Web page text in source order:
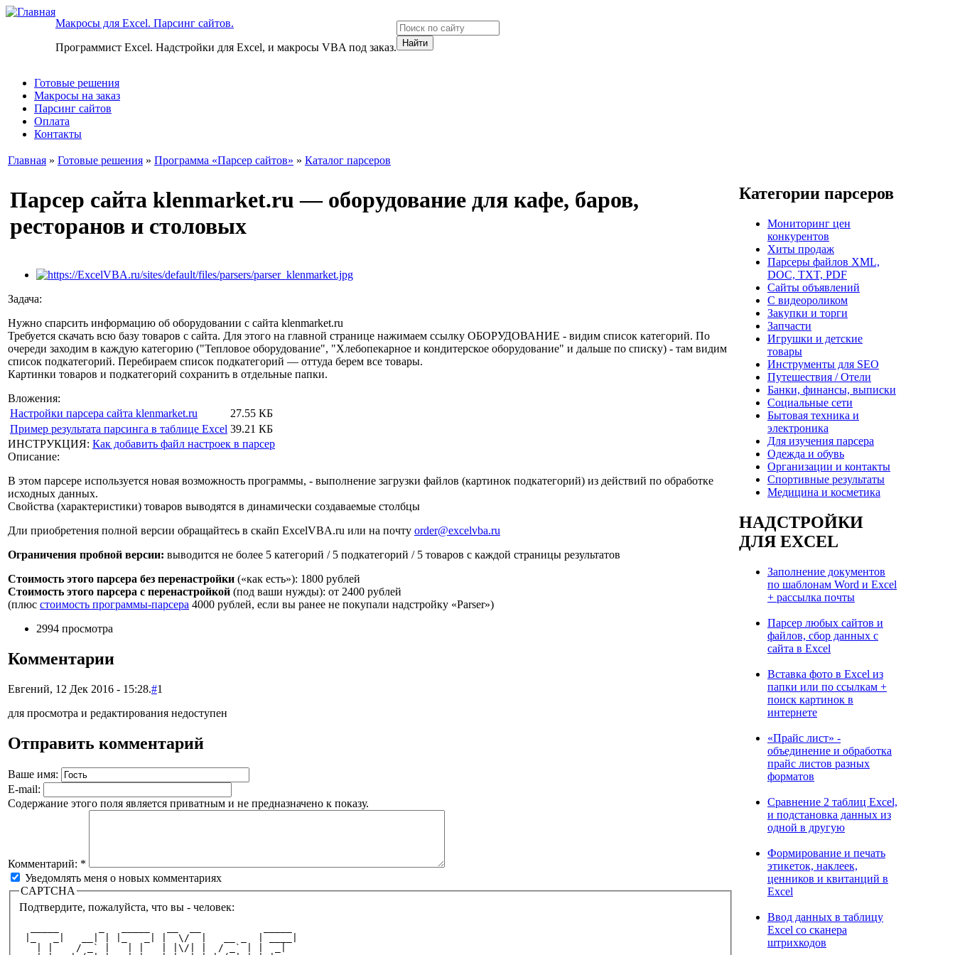
Макросы для Excel. Парсинг сайтов.
Программист Excel. Надстройки для Excel, и макросы VBA под заказ.
Готовые решения
Макросы на заказ
Парсинг сайтов
Оплата
Контакты
Главная » Готовые решения » Программа «Парсер сайтов» » Каталог парсеров
Парсер сайта klenmarket.ru — оборудование для кафе, баров,
ресторанов и столовых
Задача:
Нужно спарсить информацию об оборудовании с сайта klenmarket.ru
Требуется скачать всю базу товаров с сайта. Для этого на главной странице нажимаем ссылку ОБОРУДОВАНИЕ - видим список категорий. По
очереди заходим в каждую категорию ("Тепловое оборудование", "Хлебопекарное и кондитерское оборудование" и дальше по списку) - там видим
список подкатегорий. Перебираем список подкатегорий — оттуда берем все товары.
Картинки товаров и подкатегорий сохранить в отдельные папки.
Вложения:
Настройки парсера сайта klenmarket.ru
27.55 КБ
Пример результата парсинга в таблице Excel 39.21 КБ
ИНСТРУКЦИЯ: Как добавить файл настроек в парсер
Описание:
В этом парсере используется новая возможность программы, - выполнение загрузки файлов (картинок подкатегорий) из действий по обработке
исходных данных.
Свойства (характеристики) товаров выводятся в динамически создаваемые столбцы
Дли приобретения полной версии обращайтесь в скайп ExcelVBA.ru или на почту order@excelvba.ru
Ограничения пробной версии: выводится не более 5 категорий / 5 подкатегорий / 5 товаров с каждой страницы результатов
Стоимость этого парсера без перенастройки («как есть»): 1800 рублей
Стоимость этого парсера c перенастройкой (под ваши нужды): от 2400 рублей
(плюс стоимость программы-парсера 4000 рублей, если вы ранее не покупали надстройку «Parser»)
2994 просмотра
Комментарии
Евгений, 12 Дек 2016 - 15:28.#1
для просмотра и редактирования недоступен
Отправить комментарий
Ваше имя:
E-mail:
Содержание этого поля является приватным и не предназначено к показу.
Комментарий: *
Уведомлять меня о новых комментариях
CAPTCHA
Подтвердите, пожалуйста, что вы - человек:
|_   _|   __| | |_   _| |  \/  |   __ _  | ____|
   | |    / _` |   | |   | |\/| |  / _` | |  _|
Категории парсеров
Мониторинг цен
конкурентов
Хиты продаж
Парсеры файлов XML,
DOC, TXT, PDF
Сайты объявлений
С видеороликом
Закупки и торги
Запчасти
Игрушки и детские
товары
Инструменты для SEO
Путешествия / Отели
Банки, финансы, выписки
Социальные сети
Бытовая техника и
электроника
Для изучения парсера
Одежда и обувь
Организации и контакты
Спортивные результаты
Медицина и косметика
НАДСТРОЙКИ
ДЛЯ EXCEL
Заполнение документов
по шаблонам Word и Excel
+ рассылка почты
Парсер любых сайтов и
файлов, сбор данных с
сайта в Excel
Вставка фото в Excel из
папки или по ссылкам +
поиск картинок в
интернете
«Прайс лист» -
объединение и обработка
прайс листов разных
форматов
Сравнение 2 таблиц Excel,
и подстановка данных из
одной в другую
Формирование и печать
этикеток, наклеек,
ценников и квитанций в
Excel
Ввод данных в таблицу
Excel со сканера
штрихкодов